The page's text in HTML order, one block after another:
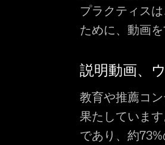
プラクティス
ために、動画
説明動画、
教育や推薦コ
果たしていま
であり、約